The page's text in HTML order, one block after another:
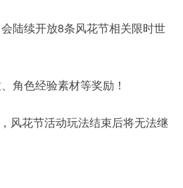
陆续开放8条风花节相关限时世
角色经验素材等奖励！
风花节活动玩法结束后将无法继